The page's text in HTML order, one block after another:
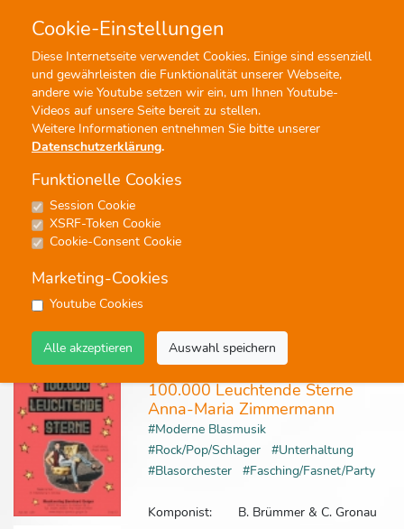
Cookie-Einstellungen
Diese Internetseite verwendet Cookies. Einige sind essenziell
und gewährleisten die Funktionalität unserer Webseite,
andere wie Youtube setzen wir ein, um Ihnen Youtube-
Videos auf unsere Seite bereit zu stellen.
Weitere Informationen entnehmen Sie bitte unserer
Datenschutzerklärung.
Funktionelle Cookies
Session Cookie
XSRF-Token Cookie
Cookie-Consent Cookie
Marketing-Cookies
Youtube Cookies
Alle akzeptieren Auswahl speichern
Menü Profisuche
Fasching/Fasnet/Party
59 Ergebnisse - Seite 1 von 3 - Treffer 1 von 20
keine
Noten
100.000 Leuchtende Sterne
Anna-Maria Zimmermann
#Moderne Blasmusik
#Rock/Pop/Schlager
#Unterhaltung
#Blasorchester
#Fasching/Fasnet/Party
Komponist:
B. Brümmer & C. Gronau